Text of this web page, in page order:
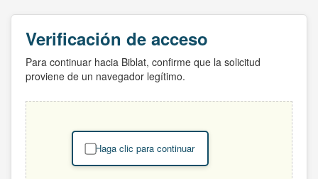
Verificación de acceso
Para continuar hacia Biblat, confirme que la solicitud
proviene de un navegador legítimo.
Haga clic para continuar